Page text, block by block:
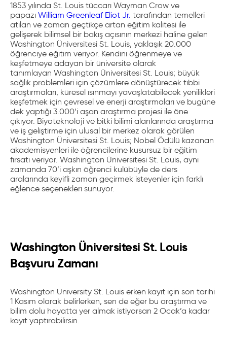
1853 yılında St. Louis tüccarı Wayman Crow ve
papazı William Greenleaf Eliot Jr. tarafından temelleri
atılan ve zaman geçtikçe artan eğitim kalitesi ile
gelişerek bilimsel bir bakış açısının merkezi haline gelen
Washington Üniversitesi St. Louis, yaklaşık 20.000
öğrenciye eğitim veriyor. Kendini öğrenmeye ve
keşfetmeye adayan bir üniversite olarak
tanımlayan Washington Üniversitesi St. Louis; büyük
sağlık problemleri için çözümlere dönüştürecek tıbbi
araştırmaları, küresel ısınmayı yavaşlatabilecek yenilikleri
keşfetmek için çevresel ve enerji araştırmaları ve bugüne
dek yaptığı 3.000’i aşan araştırma projesi ile öne
çıkıyor. Biyoteknoloji ve bitki bilimi alanlarında araştırma
ve iş geliştirme için ulusal bir merkez olarak görülen
Washington Üniversitesi St. Louis; Nobel Ödülü kazanan
akademisyenleri ile öğrencilerine kusursuz bir eğitim
fırsatı veriyor. Washington Üniversitesi St. Louis, aynı
zamanda 70’i aşkın öğrenci kulübüyle de ders
aralarında keyifli zaman geçirmek isteyenler için farklı
eğlence seçenekleri sunuyor.
Washington Üniversitesi St. Louis
Başvuru Zamanı
Washington University St. Louis erken kayıt için son tarihi
1 Kasım olarak belirlerken, sen de eğer bu araştırma ve
bilim dolu hayatta yer almak istiyorsan 2 Ocak’a kadar
kayıt yaptırabilirsin.